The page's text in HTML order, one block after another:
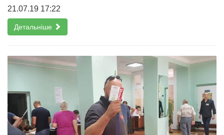
21.07.19 17:22
Детальніше